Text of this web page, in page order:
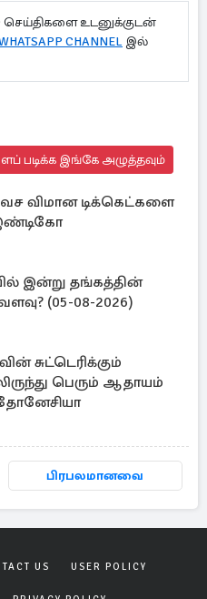
செய்திகளை உடனுக்குடன்
CHANNEL இல்
படிக்க இங்கே அழுத்தவும்
விமான டிக்கெட்களை
இன்று தங்கத்தின்
(05-08-2026)
சுட்டெரிக்கும்
பெரும் ஆதாயம்
பிரபலமானவை
US USER POLICY